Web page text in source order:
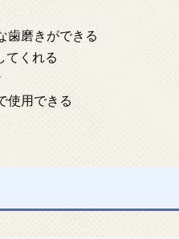
歯磨きができる
てくれる
使用できる